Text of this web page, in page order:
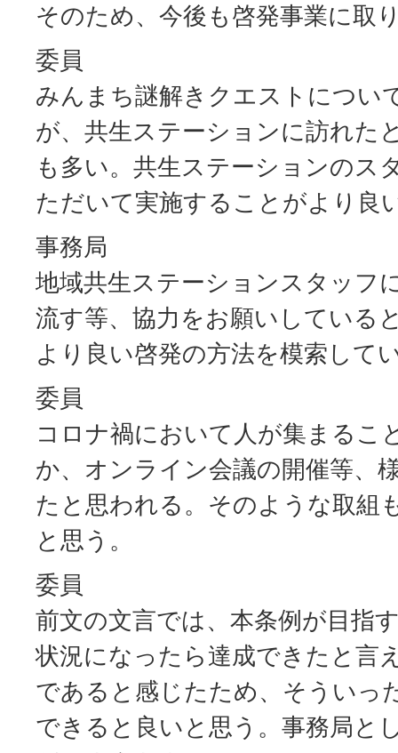
そのため、今後も啓発事業に取
委員
みんまち謎解きクエストについ
が、共生ステーションに訪れた
も多い。共生ステーションのス
ただいて実施することがより良
事務局
地域共生ステーションスタッフ
流す等、協力をお願いしている
より良い啓発の方法を模索して
委員
コロナ禍において人が集まるこ
か、オンライン会議の開催等、
たと思われる。そのような取組
と思う。
委員
前文の文言では、本条例が目指
状況になったら達成できたと言
であると感じたため、そういっ
できると良いと思う。事務局と